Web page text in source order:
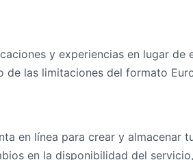
y experiencias en lugar
las limitaciones del formato
en línea para crear y
en la disponibilidad del